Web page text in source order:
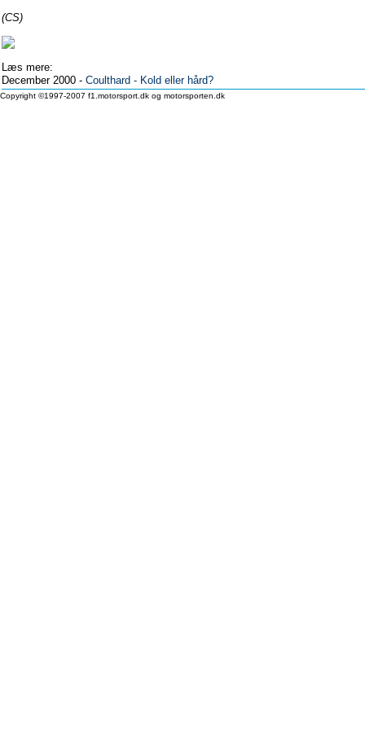
(CS)
Læs mere:
December 2000 - Coulthard - Kold eller hård?
Copyright ©1997-2007 f1.motorsport.dk og motorsporten.dk